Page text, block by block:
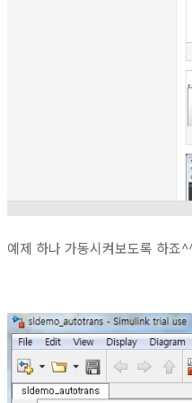
예제 하나 가동시켜보도록 하죠